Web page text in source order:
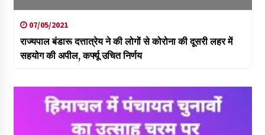
07/05/2021
राज्यपाल बंडारू दत्तात्रेय ने की लोगों से कोरोना की दूसरी लहर में
सहयोग की अपील, कर्फ्यू उचित निर्णय